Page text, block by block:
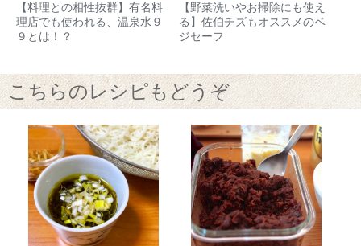
【料理との相性抜群】有名料
理店でも使われる、温泉水９
９とは！？
【野菜洗いやお掃除にも使え
る】佐伯チズもオススメのベ
ジセーフ
こちらのレシピもどうぞ